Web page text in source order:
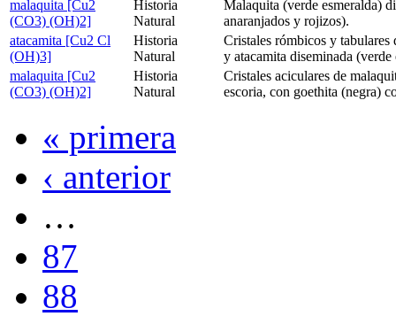
malaquita [Cu2
(CO3) (OH)2]
Historia
Natural
Malaquita (verde esmeralda)
anaranjados y rojizos).
atacamita [Cu2 Cl
(OH)3]
Historia
Natural
Cristales rómbicos y tabulares
y atacamita diseminada (verde
malaquita [Cu2
(CO3) (OH)2]
Historia
Natural
Cristales aciculares de
escoria, con goethita (negra)
« primera
‹ anterior
…
87
88